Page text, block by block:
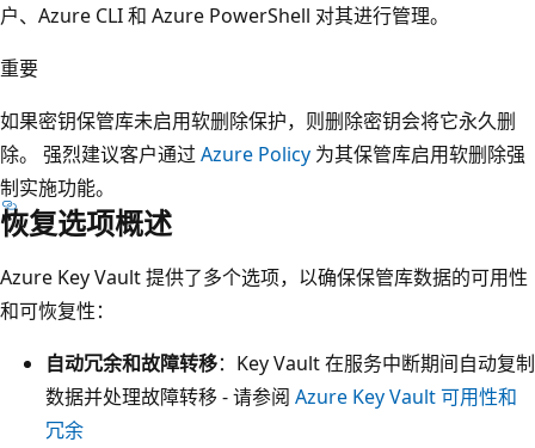
户、Azure CLI 和 Azure PowerShell 对其进行管理。
重要
如果密钥保管库未启用软删除保护，则删除密钥会将它永久删
除。 强烈建议客户通过 Azure Policy 为其保管库启用软删除强
制实施功能。
恢复选项概述
Azure Key Vault 提供了多个选项，以确保保管库数据的可用性
和可恢复性：
自动冗余和故障转移：Key Vault 在服务中断期间自动复制
数据并处理故障转移 - 请参阅 Azure Key Vault 可用性和
冗余